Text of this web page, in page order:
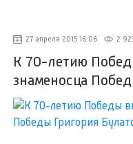
27 апреля 2015 16:06 2
К 70-летию
знаменосца